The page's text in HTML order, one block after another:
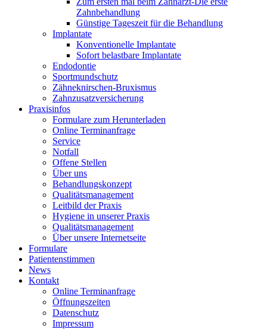
Zahnbehandlung
Günstige Tageszeit für die Behandlung
Implantate
Konventionelle Implantate
Sofort belastbare Implantate
Endodontie
Sportmundschutz
Zähneknirschen-Bruxismus
Zahnzusatzversicherung
Praxisinfos
Formulare zum Herunterladen
Online Terminanfrage
Service
Notfall
Offene Stellen
Über uns
Behandlungskonzept
Qualitätsmanagement
Leitbild der Praxis
Hygiene in unserer Praxis
Qualitätsmanagement
Über unsere Internetseite
Formulare
Patientenstimmen
News
Kontakt
Online Terminanfrage
Öffnungszeiten
Datenschutz
Impressum